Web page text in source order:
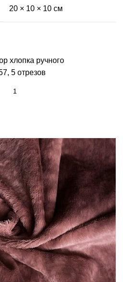
20 × 10 × 10 см
хлопка ручного
5 отрезов